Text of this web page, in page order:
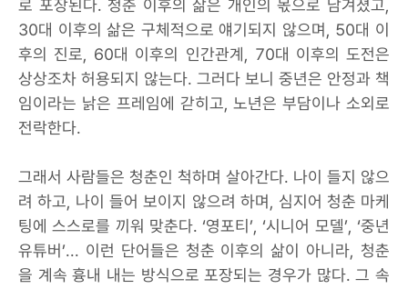
로 포장된다. 청춘 이후의 삶은 개인의 몫으로 남겨졌고,
30대 이후의 삶은 구체적으로 얘기되지 않으며, 50대 이
후의 진로, 60대 이후의 인간관계, 70대 이후의 도전은
상상조차 허용되지 않는다. 그러다 보니 중년은 안정과 책
임이라는 낡은 프레임에 갇히고, 노년은 부담이나 소외로
전락한다.
그래서 사람들은 청춘인 척하며 살아간다. 나이 들지 않으
려 하고, 나이 들어 보이지 않으려 하며, 심지어 청춘 마케
팅에 스스로를 끼워 맞춘다. ‘영포티’, ‘시니어 모델’, ‘중년
유튜버’... 이런 단어들은 청춘 이후의 삶이 아니라, 청춘
을 계속 흉내 내는 방식으로 포장되는 경우가 많다. 그 속